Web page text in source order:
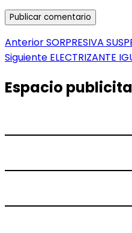
Navegación
de
entradas
AnteriorEntrada
anterior:
SORPRESIVA
Siguiente Entrada
ELECTRIZANTE
Espacio